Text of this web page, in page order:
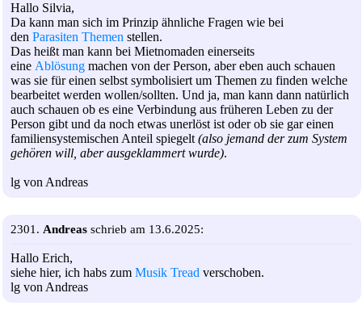
Hallo Silvia,
Da kann man sich im Prinzip ähnliche Fragen wie bei
den Parasiten Themen stellen.
Das heißt man kann bei Mietnomaden einerseits
eine Ablösung machen von der Person, aber eben auch schauen
was sie für einen selbst symbolisiert um Themen zu finden welche
bearbeitet werden wollen/sollten. Und ja, man kann dann natürlich
auch schauen ob es eine Verbindung aus früheren Leben zu der
Person gibt und da noch etwas unerlöst ist oder ob sie gar einen
familiensystemischen Anteil spiegelt (also jemand der zum System
gehören will, aber ausgeklammert wurde).
lg von Andreas
2301. Andreas schrieb am 13.6.2025:
Hallo Erich,
siehe hier, ich habs zum Musik Tread verschoben.
lg von Andreas